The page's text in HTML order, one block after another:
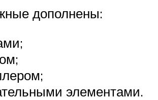
дополнены:
элементами.